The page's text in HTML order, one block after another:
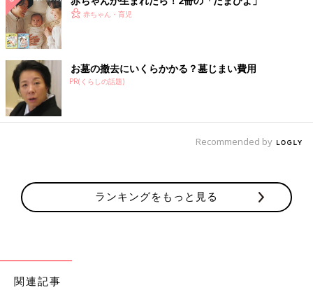
赤ちゃん・育児
お墓の撤去にいくらかかる？墓じまい費用
PR(くらしの話題)
Recommended by
ランキングをもっと見る
関連記事